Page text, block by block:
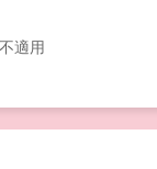
適用